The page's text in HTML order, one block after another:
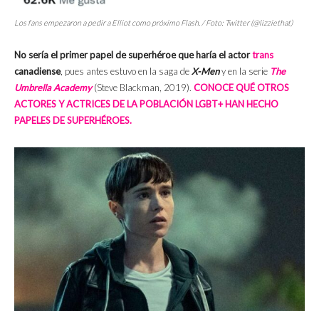
Los fans empezaron a pedir a Elliot como próximo Flash. / Foto: Twitter (@lizziethat)
No sería el primer papel de superhéroe que haría el actortrans
canadiense, pues antes estuvo en la saga de X-Meny en la serie The
Umbrella Academy(Steve Blackman, 2019). CONOCE QUÉ OTROS
ACTORES Y ACTRICES DE LA POBLACIÓN LGBT+ HAN HECHO
PAPELES DE SUPERHÉROES.